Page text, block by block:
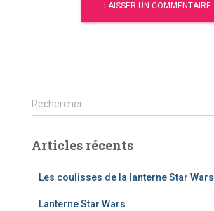
R
e
h
Rechercher…
Articles récents
Les coulisses de la lanterne Star Wars
Lanterne Star Wars